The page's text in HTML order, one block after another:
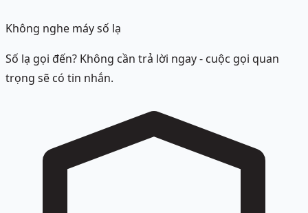
Không nghe máy số lạ
Số lạ gọi đến? Không cần trả lời ngay - cuộc gọi quan
trọng sẽ có tin nhắn.